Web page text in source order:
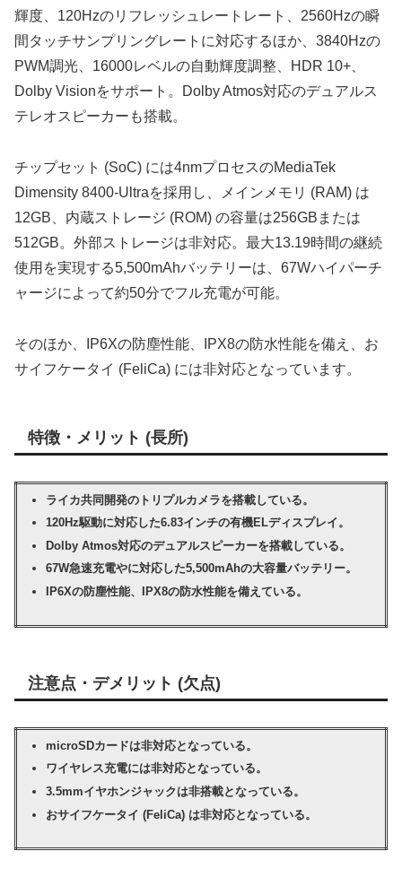
輝度、120Hzのリフレッシュレートレート、2560Hzの瞬
間タッチサンプリングレートに対応するほか、3840Hzの
PWM調光、16000レベルの自動輝度調整、HDR 10+、
Dolby Visionをサポート。Dolby Atmos対応のデュアルス
テレオスピーカーも搭載。
チップセット (SoC) には4nmプロセスのMediaTek
Dimensity 8400-Ultraを採用し、メインメモリ (RAM) は
12GB、内蔵ストレージ (ROM) の容量は256GBまたは
512GB。外部ストレージは非対応。最大13.19時間の継続
使用を実現する5,500mAhバッテリーは、67Wハイパーチ
ャージによって約50分でフル充電が可能。
そのほか、IP6Xの防塵性能、IPX8の防水性能を備え、お
サイフケータイ (FeliCa) には非対応となっています。
特徴・メリット (長所)
ライカ共同開発のトリプルカメラを搭載している。
120Hz駆動に対応した6.83インチの有機ELディスプレイ。
Dolby Atmos対応のデュアルスピーカーを搭載している。
67W急速充電やに対応した5,500mAhの大容量バッテリー。
IP6Xの防塵性能、IPX8の防水性能を備えている。
注意点・デメリット (欠点)
microSDカードは非対応となっている。
ワイヤレス充電には非対応となっている。
3.5mmイヤホンジャックは非搭載となっている。
おサイフケータイ (FeliCa) は非対応となっている。